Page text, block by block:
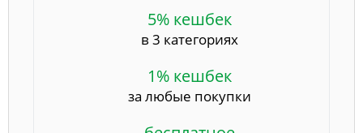
5% кешбек
в 3 категориях
1% кешбек
за любые покупки